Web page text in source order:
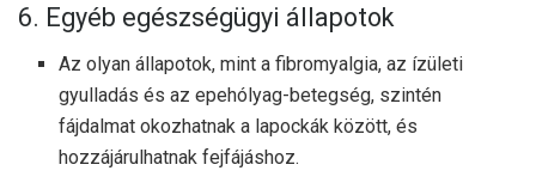
6. Egyéb egészségügyi állapotok
Az olyan állapotok, mint a fibromyalgia, az ízületi
gyulladás és az epehólyag-betegség, szintén
fájdalmat okozhatnak a lapockák között, és
hozzájárulhatnak fejfájáshoz.